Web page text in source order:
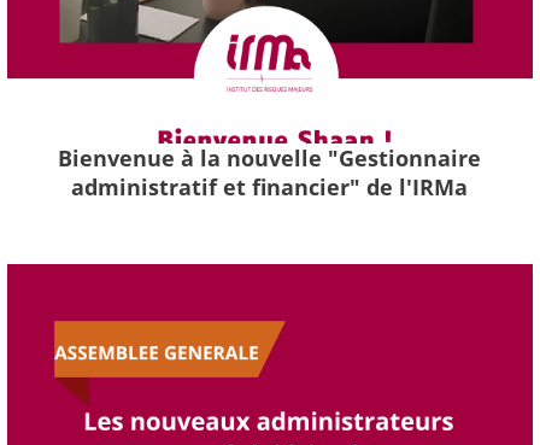
Bienvenue à la nouvelle "Gestionnaire
administratif et financier" de l'IRMa